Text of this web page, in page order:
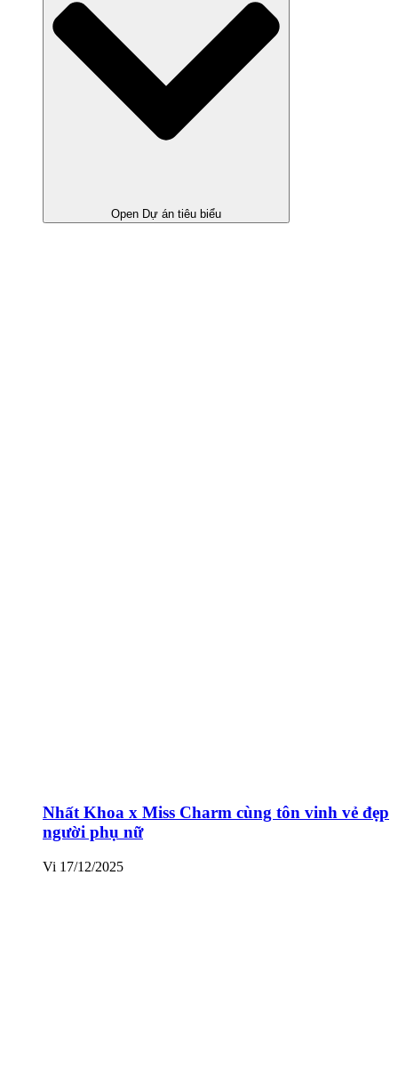
Open Dự án tiêu biểu
Nhất Khoa x Miss Charm cùng tôn vinh vẻ đẹp
người phụ nữ
Vi 17/12/2025